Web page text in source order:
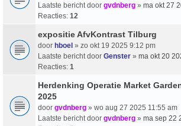
Laatste bericht door gvdnberg » ma okt 27
Reacties: 12
expositie AfvKontrast Tilburg
door hboel » zo okt 19 2025 9:12 pm
Laatste bericht door Genster » ma okt 20
Reacties: 1
Herdenking Operatie Market
2025
door gvdnberg » wo aug 27 2025 11:55 am
Laatste bericht door gvdnberg » ma sep 22